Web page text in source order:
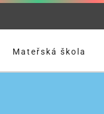
Mateřská škola